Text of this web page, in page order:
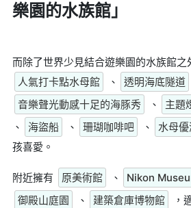
樂園的水族館」
而除了世界少見結合遊樂園的水族館之
人氣打卡點水母館
、 透明海底隧道
音樂聲光動感十足的海豚秀
、 主題
、
海盜船 、 珊瑚咖啡吧 、 水母優
孩喜愛。
附近擁有 原美術館 、 Nikon
御殿山庭園
、 建築倉庫博物館
，